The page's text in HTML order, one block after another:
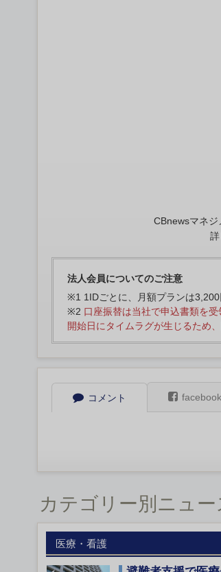
CBnewsマネジ
詳
法人会員についてのご注意
※1 1IDごとに、月額プランは3,200
※2 口座振替は当社で申込書類を
開始日にタイムラグが生じるため
コメント facebook
カテゴリー別ニュー
医療・看護